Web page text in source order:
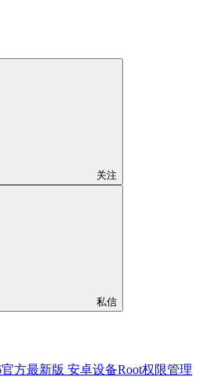
关注
私信
官方最新版 安卓设备Root权限管理